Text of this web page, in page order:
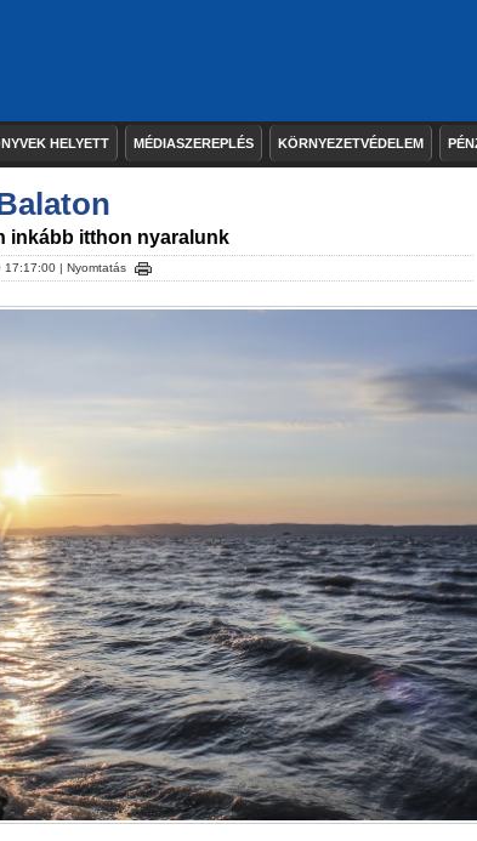
HELYETT MÉDIASZEREPLÉS KÖRNYEZETVÉDELEM
inkább itthon nyaralunk
17:17:00 | Nyomtatás